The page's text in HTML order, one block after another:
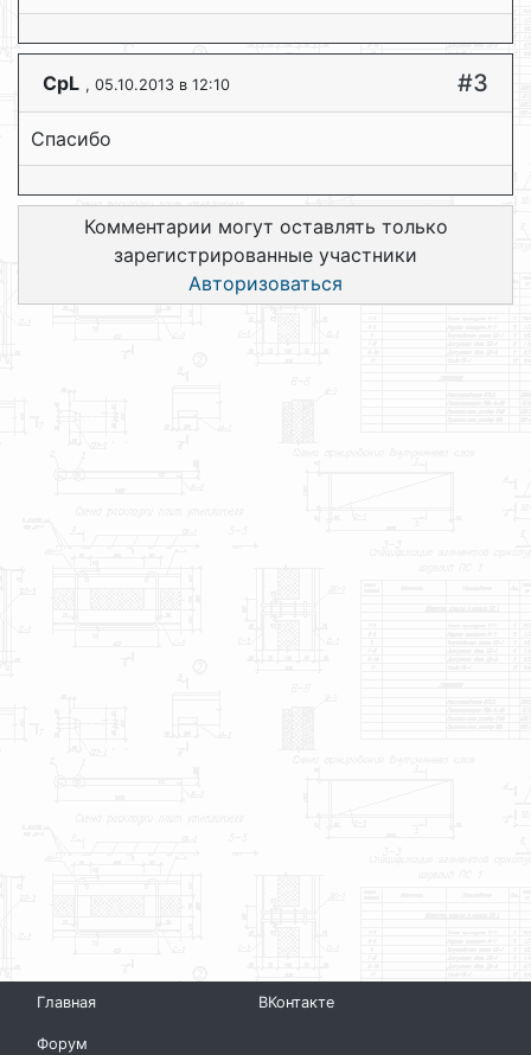
CpL , 05.10.2013 в 12:10 #3
Спасибо
Комментарии могут оставлять только
зарегистрированные участники
Авторизоваться
Главная
Форум
ВКонтакте